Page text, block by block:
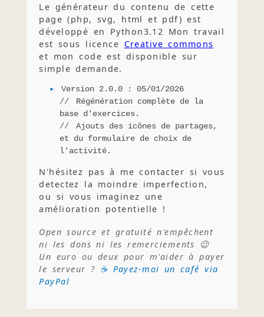
Le générateur du contenu de cette
page (php, svg, html et pdf) est
développé en Python3.12 Mon travail
est sous licence Creative commons
et mon code est disponible sur
simple demande.
Version 2.0.0 : 05/01/2026
Régénération complète de la
base d'exercices.
Ajouts des icônes de partages,
et du formulaire de choix de
l'activité.
N'hésitez pas à me contacter si vous
detectez la moindre imperfection,
ou si vous imaginez une
amélioration potentielle !
Open source et gratuité n'empêchent
ni les dons ni les remerciements 😉
Un euro ou deux pour m'aider à payer
le serveur ? ☕ Payez-moi un café via
PayPal